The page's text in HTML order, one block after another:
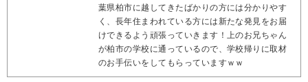
葉県柏市に越してきたばかりの方には分かりやす
く、長年住まわれている方には新たな発見をお届
けできるよう頑張っていきます！上のお兄ちゃん
が柏市の学校に通っているので、学校帰りに取材
のお手伝いをしてもらっていますｗｗ